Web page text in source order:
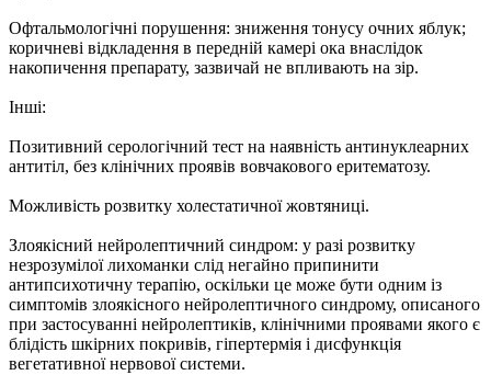
Офтальмологічні порушення: зниження тонусу очних яблук;
коричневі відкладення в передній камері ока внаслідок
накопичення препарату, зазвичай не впливають на зір.
Інші:
Позитивний серологічний тест на наявність антинуклеарних
антитіл, без клінічних проявів вовчакового еритематозу.
Можливість розвитку холестатичної жовтяниці.
Злоякісний нейролептичний синдром: у разі розвитку
незрозумілої лихоманки слід негайно припинити
антипсихотичну терапію, оскільки це може бути одним із
симптомів злоякісного нейролептичного синдрому, описаного
при застосуванні нейролептиків, клінічними проявами якого є
блідість шкірних покривів, гіпертермія і дисфункція
вегетативної нервової системи.